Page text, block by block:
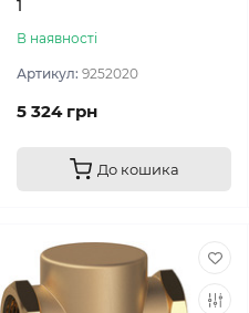
1
В наявності
Артикул: 9252020
5 324 грн
До кошика